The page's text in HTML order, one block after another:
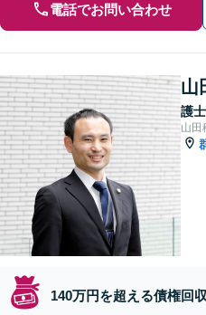
電話でお問い合わせ
山
護士
山田
140万円を超える債権回収